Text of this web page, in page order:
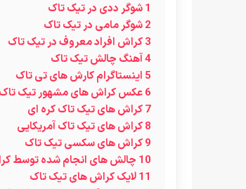
1شوگر ددی در تیک تاک
2شوگر مامی در تیک تاک
3کراش افراد معروف در تیک تاک
4آهنگ چالش تیک تاک
5 اینستاگرام کارش های تی تاک
6عکس کراش های مشهور تیک تاک
7کراش های تیک تاک کره ای
8کراش های تیک تاک آمریکایی
9کراش های سکسی تیک تاک
10 چالش های انجام شده توسط
11لایک کراش های تیک تاک